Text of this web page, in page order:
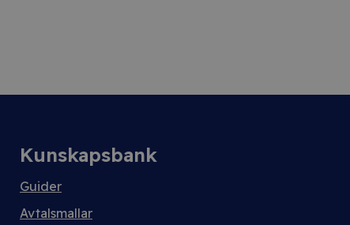
Kunskapsbank
Guider
Avtalsmallar